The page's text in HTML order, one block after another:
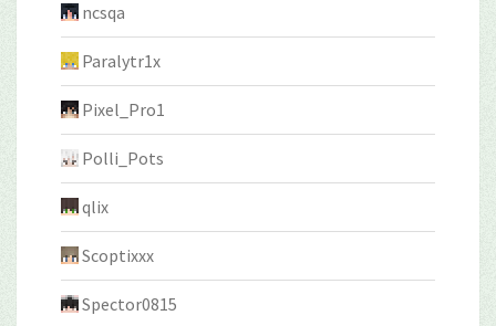
ncsqa
Paralytr1x
Pixel_Pro1
Polli_Pots
qlix
Scoptixxx
Spector0815